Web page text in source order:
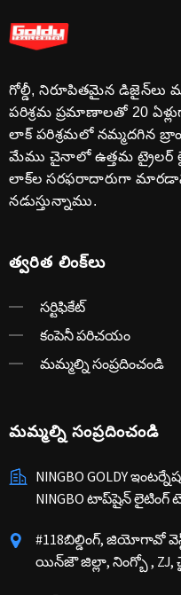
గోల్డీ, నిరూపితమైన డిజైన్‌లు
పరిశ్రమ ప్రమాణాలతో 20
లాక్ పరిశ్రమలో నమ్మదగిన
మేము చైనాలో ఉత్తమ ట్రైలర్
లాక్‌ల సరఫరాదారుగా
నడుస్తున్నాము.
త్వరిత లింక్‌లు
సర్టిఫికేట్
కంపెనీ పరిచయం
మమ్మల్ని సంప్రదించండి
మమ్మల్ని సంప్రదించండి
NINGBO GOLDY
NINGBO టాప్‌షైన్ లైటింగ్
#118బిల్డింగ్, జియోగావో
యిన్‌జౌ జిల్లా, నింగ్బో , ZJ,